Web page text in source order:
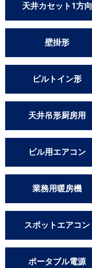
天井カセット1方向
壁掛形
ビルトイン形
天井吊形厨房用
ビル用エアコン
業務用暖房機
スポットエアコン
ポータブル電源